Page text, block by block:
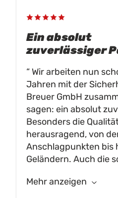
Ein absolut
zuverlässiger
Wir arbeiten nun
Jahren mit der
Breuer GmbH
sagen: ein absolut
Besonders die
herausragend, von
Anschlagpunkten bis
Geländern. Auch die
Mehr anzeigen